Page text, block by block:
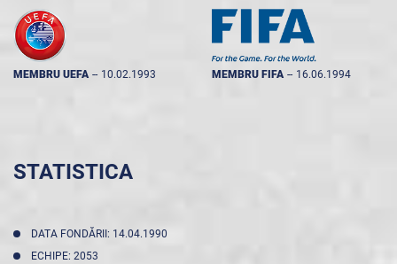
MEMBRU UEFA -- 10.02.1993 MEMBRU FIFA -- 16.06.1994
STATISTICA
DATA FONDĂRII: 14.04.1990
ECHIPE: 2053